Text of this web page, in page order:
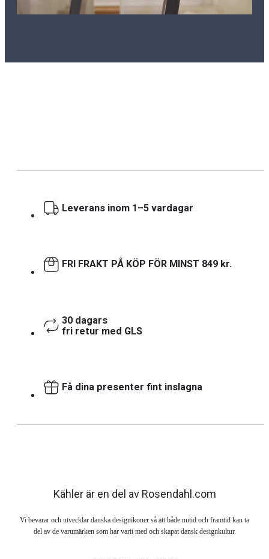
Leverans inom 1–5 vardagar
FRI FRAKT PÅ KÖP FÖR MINST 849 kr.
30 dagars
fri retur med GLS
Få dina presenter fint inslagna
Kähler är en del av Rosendahl.com
Vi bevarar och utvecklar danska designikoner så att både nutid och framtid kan ta
del av de varumärken som har varit med och skapat dansk designkultur.